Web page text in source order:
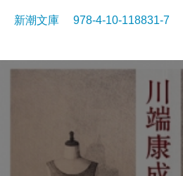
新潮文庫 978-4-10-118831-